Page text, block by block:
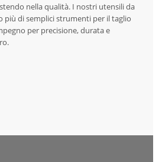
nella qualità. I nostri utensili da
più di semplici strumenti per il taglio
per precisione, durata e